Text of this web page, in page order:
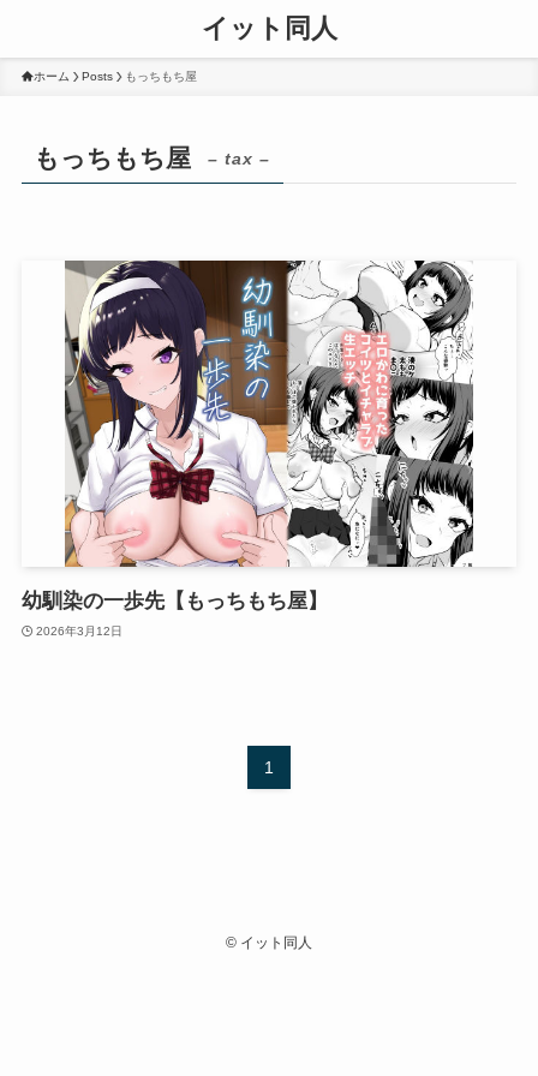
イット同人
ホーム Posts もっちもち屋
もっちもち屋 – tax –
幼馴染の一歩先【もっちもち屋】
2026年3月12日
1
© イット同人